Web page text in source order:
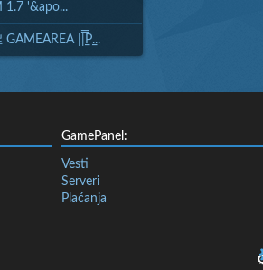
1.7 '&apo...
GAMEAREA ||͇̿P͇...
GamePanel:
Vesti
Serveri
Plaćanja